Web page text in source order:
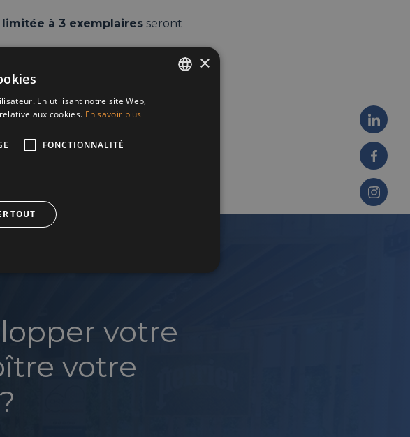
limitée à 3 exemplairesseront
votre
votre
×
En utilisant notre site Web,
aux cookies. En savoir plus
FONCTIONNALITÉ
TOUT